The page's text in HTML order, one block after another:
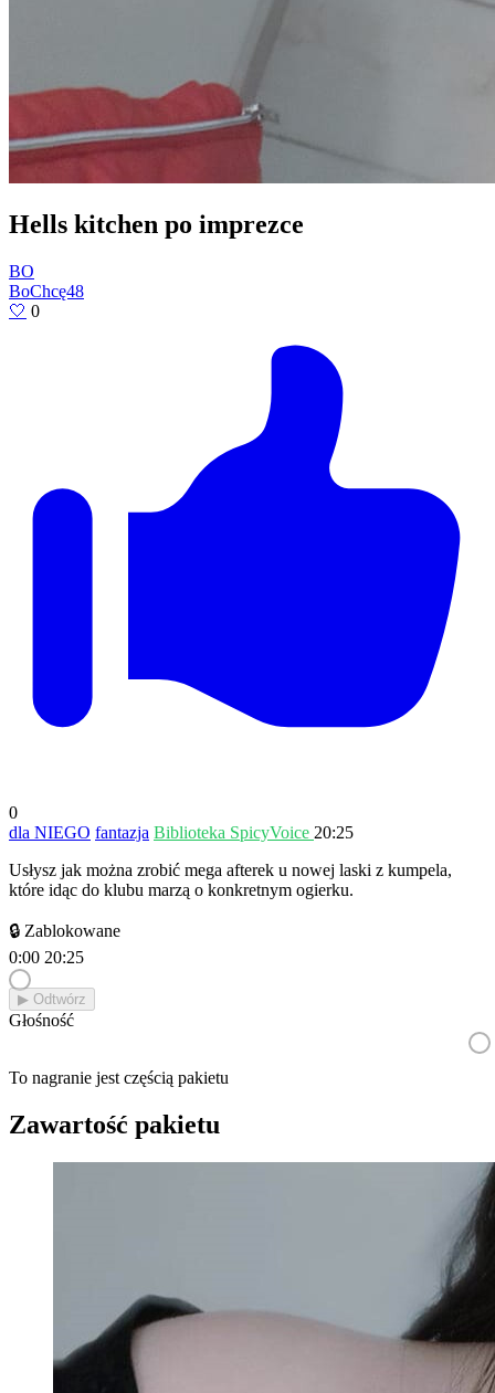
Hells kitchen po imprezce
BO
BoChcę48
🤍 0
0
dla NIEGO fantazja Biblioteka SpicyVoice 20:25
Usłysz jak można zrobić mega afterek u nowej laski z kumpela,
które idąc do klubu marzą o konkretnym ogierku.
🔒 Zablokowane
0:00 20:25
▶︎ Odtwórz
Głośność
To nagranie jest częścią pakietu
Zawartość pakietu